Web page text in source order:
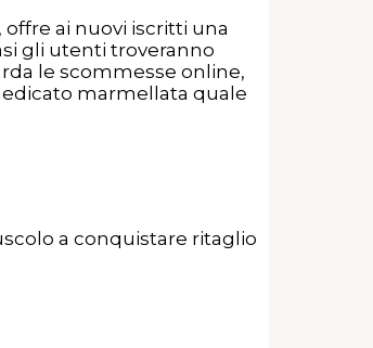
ai nuovi iscritti una
gli utenti troveranno
le scommesse online,
marmellata quale
a conquistare ritaglio